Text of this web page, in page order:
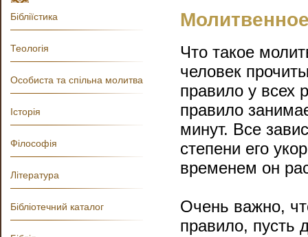
Что такое
человек
правило у всех
правило
минут. Все
степени его
временем он
Очень важно,
правило, пусть
Бібліїстика
Теологія
Особиста та спільна молитва
Історія
Філософія
Література
Бібліотечний каталог